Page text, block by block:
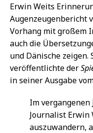
Erwin Weits
Augenzeugenbericht
Vorhang mit großem
auch die
und Dänische zeigen.
veröffentlichte der
in seiner Ausgabe
Im
Journalist Erwin
auszuwandern,